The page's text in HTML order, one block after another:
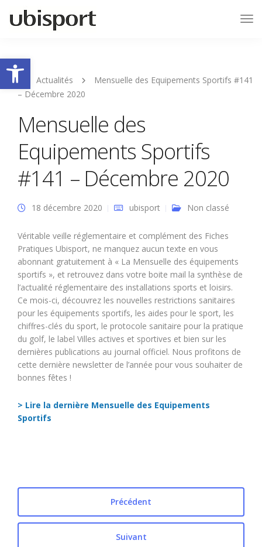
Ouvrir la barre d’outils
Actualités
Mensuelle des Equipements Sportifs #141
– Décembre 2020
Mensuelle des
Equipements Sportifs
#141 – Décembre 2020
18 décembre 2020 ubisport Non classé
Véritable veille réglementaire et complément des Fiches
Pratiques Ubisport, ne manquez aucun texte en vous
abonnant gratuitement à « La Mensuelle des équipements
sportifs », et retrouvez dans votre boite mail la synthèse de
l’actualité réglementaire des installations sports et loisirs.
Ce mois-ci, découvrez les nouvelles restrictions sanitaires
pour les équipements sportifs, les aides pour le sport, les
chiffres-clés du sport, le protocole sanitaire pour la pratique
du golf, le label Villes actives et sportives et bien sur les
dernières publications au journal officiel. Nous profitons de
cette dernière newsletter de l’année pour vous souhaiter de
bonnes fêtes !
> Lire la dernière Mensuelle des Equipements
Sportifs
Précédent
Suivant